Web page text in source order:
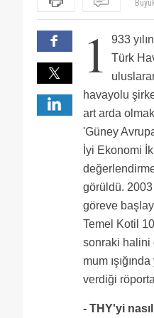
Son
30
ne
en
?
1
933
Türk
havayolu
art arda
'Güney
İyi Ekonomi
görüldü. 2003
göreve
Temel Kotil
sonraki halini
mum
verdiği
- THY'yi